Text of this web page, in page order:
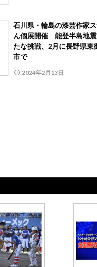
石川県・輪島の漆芸作家
ん個展開催 能登半島地
たな挑戦、2月に長野県東
市で
2024年2月13日